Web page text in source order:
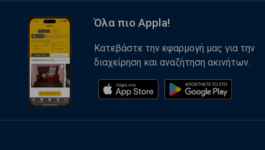
Όλα πιο Appla!
Κατεβάστε την εφαρμογή μας για την
διαχείρηση και αναζήτηση ακινήτων.